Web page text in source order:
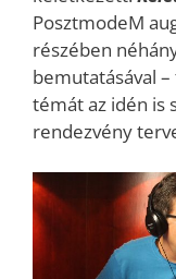
PosztmodeM
részében
bemutatásával
témát az idén is
rendezvény